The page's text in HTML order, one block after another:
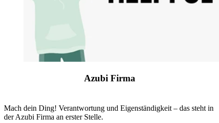
Azubi Firma
Mach dein Ding! Verantwortung und Eigenständigkeit – das steht in
der Azubi Firma an erster Stelle.